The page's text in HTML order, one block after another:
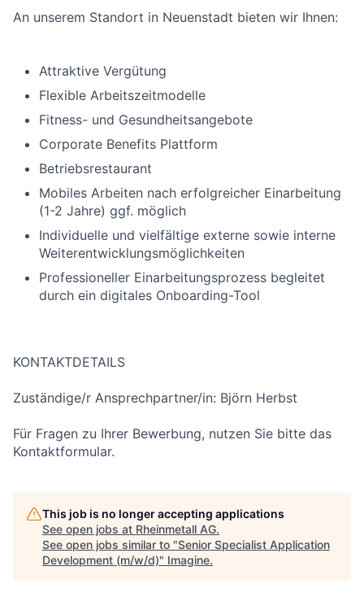
An unserem Standort in Neuenstadt bieten wir Ihnen:
Attraktive Vergütung
Flexible Arbeitszeitmodelle
Fitness- und Gesundheitsangebote
Corporate Benefits Plattform
Betriebsrestaurant
Mobiles Arbeiten nach erfolgreicher Einarbeitung
(1-2 Jahre) ggf. möglich
Individuelle und vielfältige externe sowie interne
Weiterentwicklungsmöglichkeiten
Professioneller Einarbeitungsprozess begleitet
durch ein digitales Onboarding-Tool
KONTAKTDETAILS
Zuständige/r Ansprechpartner/in: Björn Herbst
Für Fragen zu Ihrer Bewerbung, nutzen Sie bitte das
Kontaktformular.
This job is no longer accepting applications
See open jobs at Rheinmetall AG.
See open jobs similar to "Senior Specialist Application
Development (m/w/d)" Imagine.